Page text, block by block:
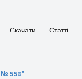
Скачати Статті
№ 558"